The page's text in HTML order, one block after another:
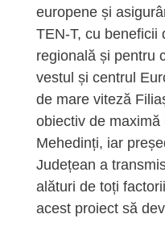
europene și
TEN-T, cu beneficii
regională și pentru
vestul și centrul
de mare viteză
obiectiv de maximă
Mehedinți, iar
Județean a
alături de toți
acest proiect să